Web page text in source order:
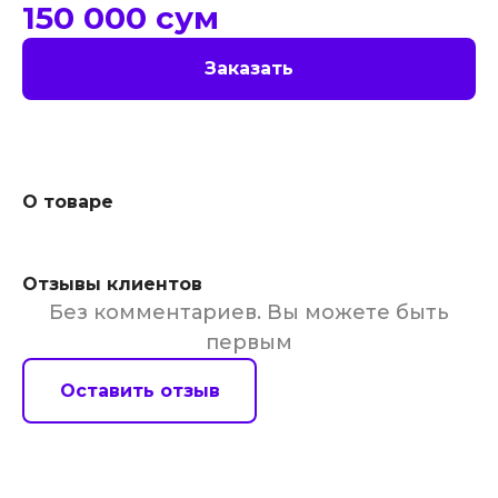
150 000 сум
Заказать
О товаре
Отзывы клиентов
Без комментариев. Вы можете быть
первым
Оставить отзыв